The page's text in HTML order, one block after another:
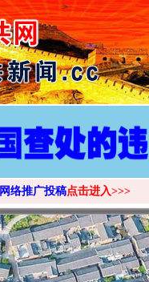
>
网络推广投稿点击进入>>>